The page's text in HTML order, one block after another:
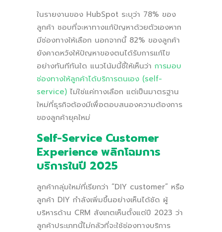
ในรายงานของ HubSpot ระบุว่า 78% ของ
ลูกค้า ชอบที่จะหาทางแก้ปัญหาด้วยตัวเองหาก
มีช่องทางให้เลือก นอกจากนี้ 82% ของลูกค้า
ยังคาดหวังให้ปัญหาของตนได้รับการแก้ไข
อย่างทันทีทันใด แนวโน้มนี้ชี้ให้เห็นว่า การมอบ
ช่องทางให้ลูกค้าได้บริการตนเอง (self-
service) ไม่ใช่แค่ทางเลือก แต่เป็นมาตรฐาน
ใหม่ที่ธุรกิจต้องมีเพื่อตอบสนองความต้องการ
ของลูกค้ายุคใหม่
Self-Service Customer
Experience พลิกโฉมการ
บริการในปี 2025
ลูกค้ากลุ่มใหม่ที่เรียกว่า “DIY customer” หรือ
ลูกค้า DIY กำลังเพิ่มขึ้นอย่างเห็นได้ชัด ผู้
บริหารด้าน CRM สังเกตเห็นตั้งแต่ปี 2023 ว่า
ลูกค้าประเภทนี้ไม่กลัวที่จะใช้ช่องทางบริการ